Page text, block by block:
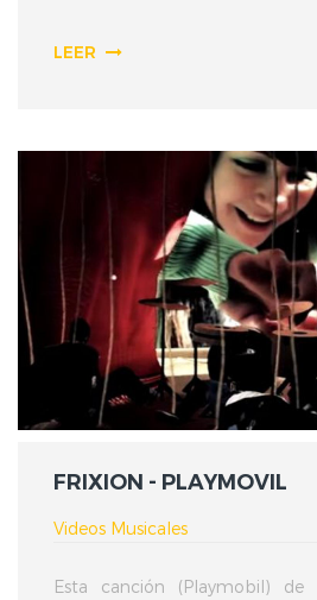
LEER
FRIXION - PLAYMOVIL
Videos Musicales
Esta canción (Playmobil)